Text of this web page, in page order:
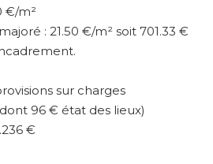
€/m²
: 21.50 €/m² soit 701.33 €
sur charges
96 € état des lieux)
€